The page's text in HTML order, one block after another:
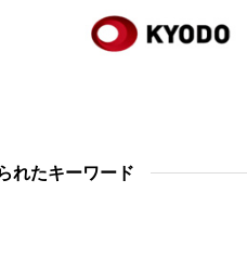
れたキーワード